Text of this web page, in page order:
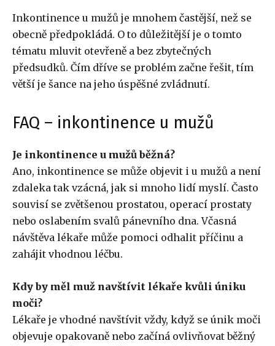
Inkontinence u mužů je mnohem častější, než se
obecně předpokládá. O to důležitější je o tomto
tématu mluvit otevřeně a bez zbytečných
předsudků. Čím dříve se problém začne řešit, tím
větší je šance na jeho úspěšné zvládnutí.
FAQ – inkontinence u mužů
Je inkontinence u mužů běžná?
Ano, inkontinence se může objevit i u mužů a není
zdaleka tak vzácná, jak si mnoho lidí myslí. Často
souvisí se zvětšenou prostatou, operací prostaty
nebo oslabením svalů pánevního dna. Včasná
návštěva lékaře může pomoci odhalit příčinu a
zahájit vhodnou léčbu.
Kdy by měl muž navštívit lékaře kvůli úniku
moči?
Lékaře je vhodné navštívit vždy, když se únik moči
objevuje opakovaně nebo začíná ovlivňovat běžný